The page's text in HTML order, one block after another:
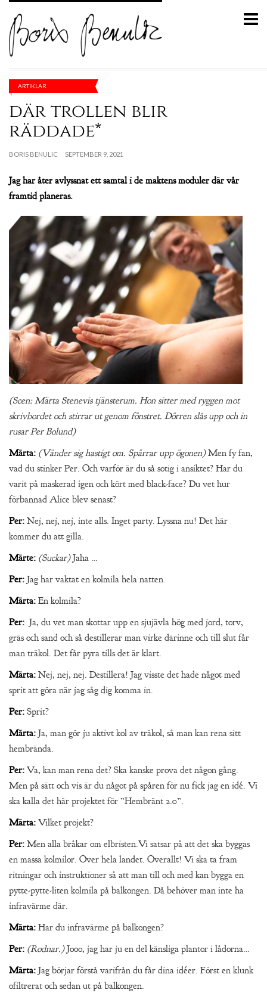
ARTIKLAR
där trollen blir
räddade*
BORIS BENULIC SEPTEMBER 9, 2021
Jag har åter avlyssnat ett samtal i de maktens moduler där vår
framtid planeras.
(Scen: Märta Stenevis tjänsterum. Hon sitter med ryggen mot
skrivbordet och stirrar ut genom fönstret. Dörren slås upp och in
rusar Per Bolund)
Märta: (Vänder sig hastigt om. Spärrar upp ögonen)Men fy fan,
vad du stinker Per. Och varför är du så sotig i ansiktet? Har du
varit på maskerad igen och kört med black-face? Du vet hur
förbannad Alice blev senast?
Per: Nej, nej, nej, inte alls. Inget party. Lyssna nu! Det här
kommer du att gilla.
Märte: (Suckar)Jaha …
Per: Jag har vaktat en kolmila hela natten.
Märta: En kolmila?
Per: Ja, du vet man skottar upp en sjujävla hög med jord, torv,
gräs och sand och så destillerar man virke därinne och till slut får
man träkol. Det får pyra tills det är klart.
Märta: Nej, nej, nej. Destillera! Jag visste det hade något med
sprit att göra när jag såg dig komma in.
Per: Sprit?
Märta: Ja, man gör ju aktivt kol av träkol, så man kan rena sitt
hembrända.
Per: Va, kan man rena det? Ska kanske prova det någon gång.
Men på sätt och vis är du något på spåren för nu fick jag en idé. Vi
ska kalla det här projektet för ”Hembränt 2.0”.
Märta: Vilket projekt?
Per: Men alla bråkar om elbristen.Vi satsar på att det ska byggas
en massa kolmilor. Över hela landet. Överallt! Vi ska ta fram
ritningar och instruktioner så att man till och med kan bygga en
pytte-pytte-liten kolmila på balkongen. Då behöver man inte ha
infravärme där.
Märta: Har du infravärme på balkongen?
Per: (Rodnar.)Jooo, jag har ju en del känsliga plantor i lådorna…
Märta: Jag börjar förstå varifrån du får dina idéer. Först en klunk
ofiltrerat och sedan ut på balkongen.